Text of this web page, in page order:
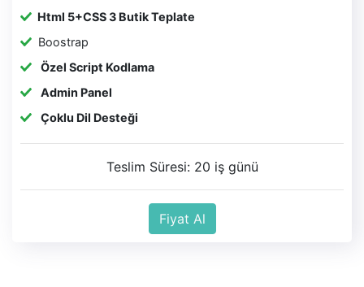
Html 5+CSS 3 Butik Teplate
Boostrap
Özel Script Kodlama
Admin Panel
Çoklu Dil Desteği
Teslim Süresi: 20 iş günü
Fiyat Al